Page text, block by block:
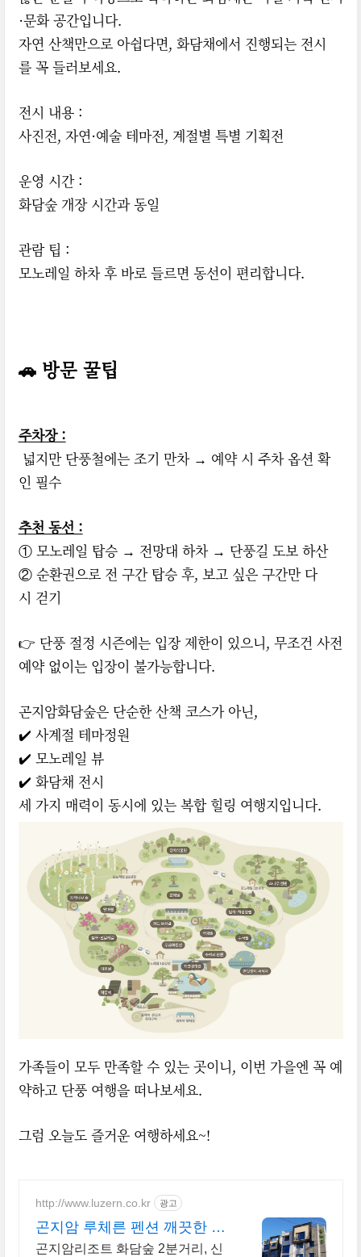
·문화 공간입니다.
자연 산책만으로 아쉽다면, 화담채에서 진행되는 전시
를 꼭 들러보세요.
전시 내용 :
사진전, 자연·예술 테마전, 계절별 특별 기획전
운영 시간 :
화담숲 개장 시간과 동일
관람 팁 :
모노레일 하차 후 바로 들르면 동선이 편리합니다.
🚗 방문 꿀팁
주차장 :
넓지만 단풍철에는 조기 만차 → 예약 시 주차 옵션 확
인 필수
추천 동선 :
① 모노레일 탑승 → 전망대 하차 → 단풍길 도보 하산
② 순환권으로 전 구간 탑승 후, 보고 싶은 구간만 다
시 걷기
👉 단풍 절정 시즌에는 입장 제한이 있으니, 무조건 사전
예약 없이는 입장이 불가능합니다.
곤지암화담숲은 단순한 산책 코스가 아닌,
✔️ 사계절 테마정원
✔️ 모노레일 뷰
✔️ 화담채 전시
세 가지 매력이 동시에 있는 복합 힐링 여행지입니다.
가족들이 모두 만족할 수 있는 곳이니, 이번 가을엔 꼭 예
약하고 단풍 여행을 떠나보세요.
그럼 오늘도 즐거운 여행하세요~!
http://www.luzern.co.kr 광고
곤지암 루체른 펜션 깨끗한 신
축 - 중형 평수
곤지암리조트 화담숲 2분거리, 신